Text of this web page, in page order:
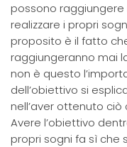
possono
realizzare i propri
proposito è il fatto
raggiungeranno mai
non è questo
dell’obiettivo si
nell’aver ottenuto
Avere l’obiettivo
propri sogni fa sì che